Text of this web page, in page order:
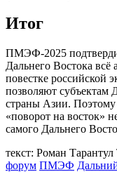
Итог
ПМЭФ-2025
Дальнего Востока всё
повестке российской
позволяют субъектам
страны Азии.
«поворот на восток»
самого Дальнего
текст: Роман Тарантул
форум ПМЭФ